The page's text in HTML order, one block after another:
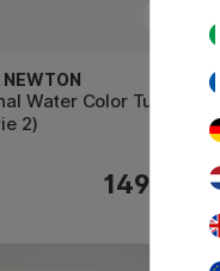
NEWTON
Water Color Tube
2)
149 KR